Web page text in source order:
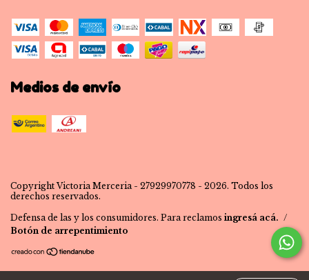
Medios de envío
Copyright Victoria Merceria - 27929970778 - 2026. Todos los
derechos reservados.
Defensa de las y los consumidores. Para reclamos ingresá acá. /
Botón de arrepentimiento